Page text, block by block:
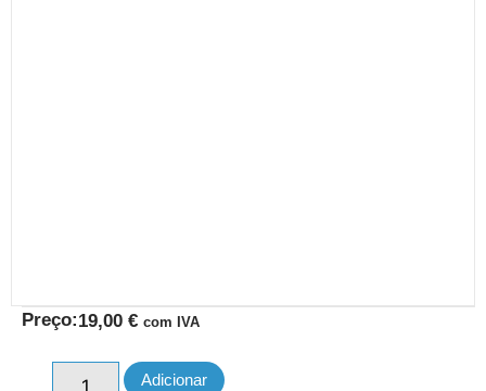
Preço:19,00 € com IVA
Adicionar